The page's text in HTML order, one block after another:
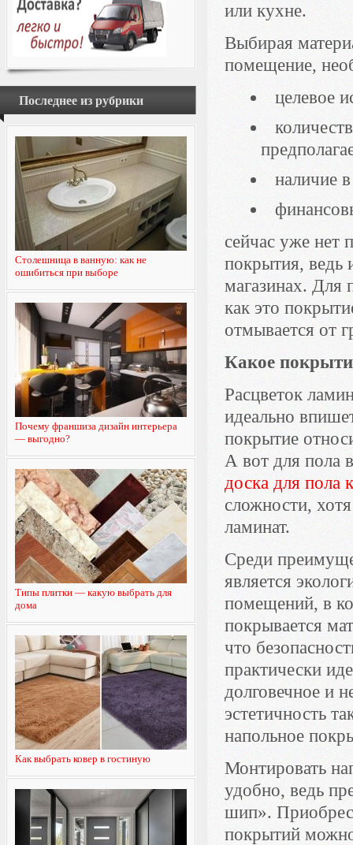
Последнее из рубрики
Столешница в ванную: как не
ошибиться при выборе
Почему франшиза дизайн интерьера
— выгодно?
Типы плитки — какую выбрать для
дома
Как выбрать ковер в гостиную
или кухне.
Выбирая
помещение,
целевое
наличие
сейчас уже нет
покрытия, ведь
магазинах. Для
как это
отмывается от
Какое
Расцветок
идеально
покрытие
А вот для пола
доска для пола
сложности,
ламинат.
Среди
является
помещений, в
покрывается
что
практически
долговечное и
эстетичность
напольное
Монтировать
удобно, ведь
шип».
покрытий